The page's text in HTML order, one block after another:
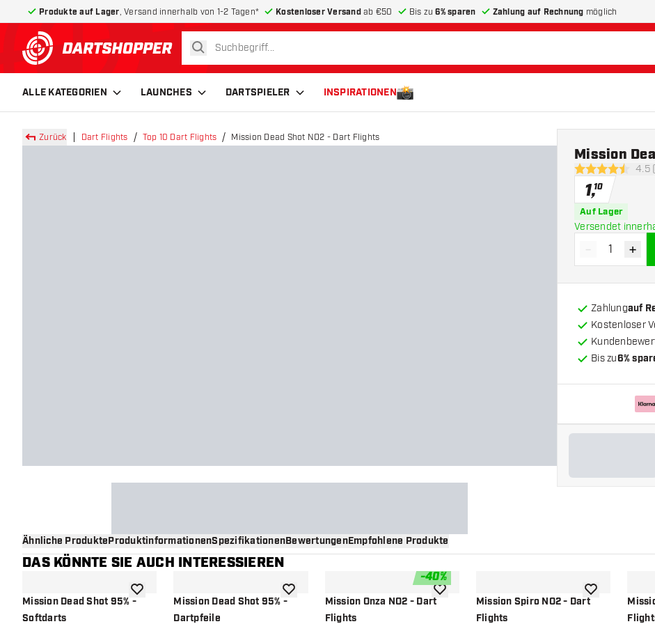
Produkte auf Lager , Versand innerhalb von 1-2 Tagen* Kostenloser Versandab €50 Bis zu6% sparen Zahlung auf Rechnung möglich
zurück zur Startseite
suchen
ALLE KATEGORIEN LAUNCHES DARTSPIELER INSPIRATIONEN
Zurück Dart Flights Top 10 Dart Flights Mission Dead Shot NO2 - Dart Flights
4.5 4.5
Mission
1,10
Auf Lager
Versendet
Menge
- +
Zahlungauf
Kostenloser
Bis zu6%
Ähnliche ProdukteProduktinformationenSpezifikationenBewertungenEmpfohlene Produkte
DAS KÖNNTE SIE AUCH INTERESSIEREN
Mission Dead Shot 95% -
Softdarts
Zur Wunschliste hinzufügen
Mission Dead Shot 95% -
Dartpfeile
Zur Wunschliste hinzufügen
-40%
Mission Onza NO2 - Dart
Flights
Zur Wunschliste hinzufügen
Mission Spiro NO2 - Dart
Flights
Zur